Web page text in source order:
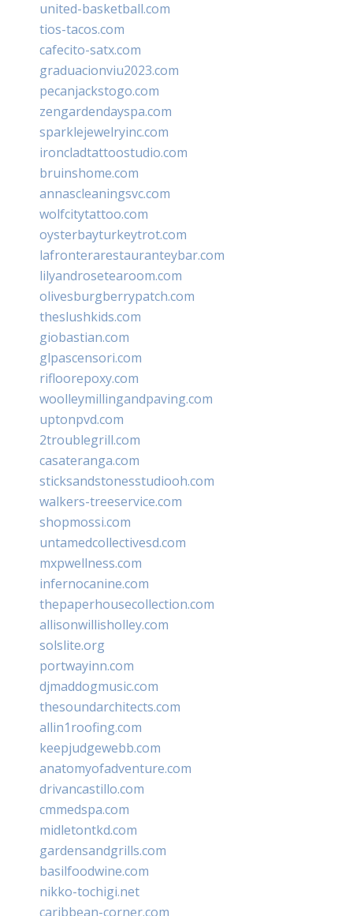
united-basketball.com
tios-tacos.com
cafecito-satx.com
graduacionviu2023.com
pecanjackstogo.com
zengardendayspa.com
sparklejewelryinc.com
ironcladtattoostudio.com
bruinshome.com
annascleaningsvc.com
wolfcitytattoo.com
oysterbayturkeytrot.com
lafronterarestauranteybar.com
lilyandrosetearoom.com
olivesburgberrypatch.com
theslushkids.com
giobastian.com
glpascensori.com
rifloorepoxy.com
woolleymillingandpaving.com
uptonpvd.com
2troublegrill.com
casateranga.com
sticksandstonesstudiooh.com
walkers-treeservice.com
shopmossi.com
untamedcollectivesd.com
mxpwellness.com
infernocanine.com
thepaperhousecollection.com
allisonwillisholley.com
solslite.org
portwayinn.com
djmaddogmusic.com
thesoundarchitects.com
allin1roofing.com
keepjudgewebb.com
anatomyofadventure.com
drivancastillo.com
cmmedspa.com
midletontkd.com
gardensandgrills.com
basilfoodwine.com
nikko-tochigi.net
caribbean-corner.com